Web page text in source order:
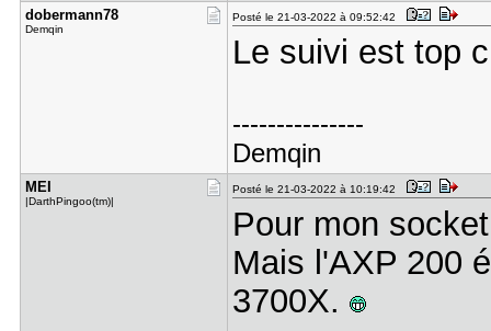
dobermann7​8
Demqin
Posté le 21-03-2022 à 09:52:42
Le suivi est top
---------------
Demqin
MEI
|DarthPingoo(tm)|
Posté le 21-03-2022 à 10:19:42
Pour mon
Mais l'AXP 200
3700X.